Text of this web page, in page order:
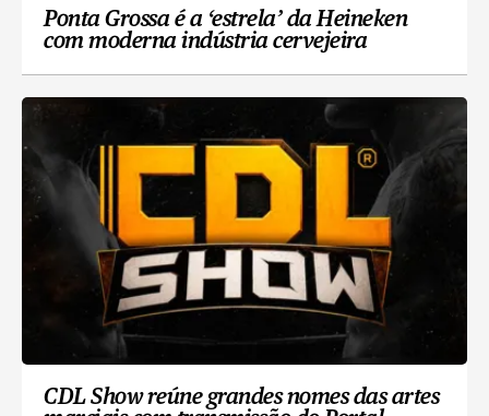
Ponta Grossa é a ‘estrela’ da Heineken
com moderna indústria cervejeira
CDL Show reúne grandes nomes das artes